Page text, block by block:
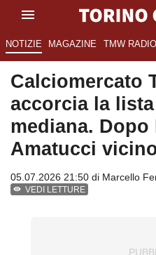
NOTIZIE MAGAZINE TMW RADIO
Calciomercato
accorcia la
mediana.
Amatucci
05.07.2026 21:50 di Marcello
VEDI LETTURE